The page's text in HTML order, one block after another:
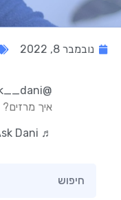
נובמבר 8, 2022
@ask__dani
איך מרזים?
♬ original sound – Ask Dani